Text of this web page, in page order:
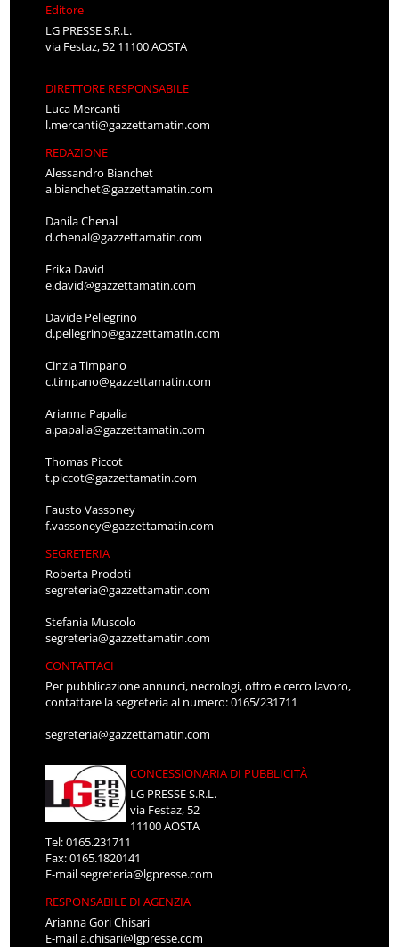
Editore
LG PRESSE S.R.L.
via Festaz, 52 11100 AOSTA
DIRETTORE RESPONSABILE
Luca Mercanti
l.mercanti@gazzettamatin.com
REDAZIONE
Alessandro Bianchet
a.bianchet@gazzettamatin.com
Danila Chenal
d.chenal@gazzettamatin.com
Erika David
e.david@gazzettamatin.com
Davide Pellegrino
d.pellegrino@gazzettamatin.com
Cinzia Timpano
c.timpano@gazzettamatin.com
Arianna Papalia
a.papalia@gazzettamatin.com
Thomas Piccot
t.piccot@gazzettamatin.com
Fausto Vassoney
f.vassoney@gazzettamatin.com
SEGRETERIA
Roberta Prodoti
segreteria@gazzettamatin.com
Stefania Muscolo
segreteria@gazzettamatin.com
CONTATTACI
Per pubblicazione annunci, necrologi, offro e cerco lavoro,
contattare la segreteria al numero: 0165/231711
segreteria@gazzettamatin.com
CONCESSIONARIA DI PUBBLICITÀ
LG PRESSE S.R.L.
via Festaz, 52
11100 AOSTA
Tel: 0165.231711
Fax: 0165.1820141
E-mailsegreteria@lgpresse.com
RESPONSABILE DI AGENZIA
Arianna Gori Chisari
E-maila.chisari@lgpresse.com